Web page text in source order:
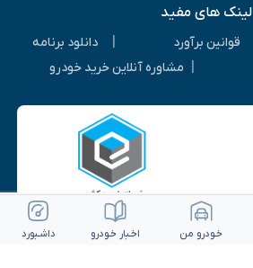
ثبت آگهی رایگان
لینک های مفید
قوانین برآورد
دانلود برنامه
مشاوره آنلاین خرید خودرو
خـودرو من اخـبار خـودرو داشـبورد